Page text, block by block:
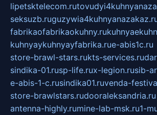
lipetsktelecom.ru
seksuzb.ru
fabrikaofabrikaokuhny.ru
kuhnyaykuhnyayfabrika.rue-abis1c.ru
store-brawl-stars.rukts-services.ru
sindika-01.rusp-life.rux-legion.rusib-
e-abis-1-c.rusindika01.ruvenda-
store-brawlstars.rudooraleksandria.ru
antenna-highly.rumine-lab-msk.ru1-